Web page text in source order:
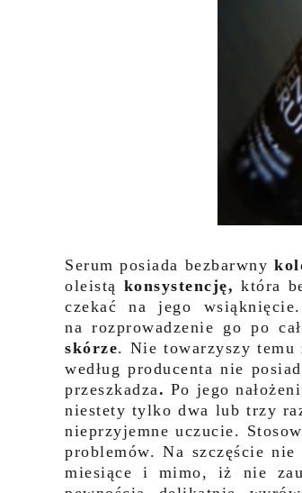
Serum posiada bezbarwny
oleistą konsystencję, która
czekać na jego
na rozprowadzenie go po
skórze. Nie towarzyszy temu
według producenta nie
przeszkadza. Po jego
niestety tylko dwa lub trzy
nieprzyjemne uczucie.
problemów. Na szczęście
miesiące i mimo, iż nie